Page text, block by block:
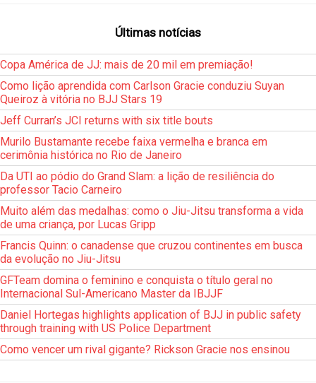
Últimas notícias
Copa América de JJ: mais de 20 mil em premiação!
Como lição aprendida com Carlson Gracie conduziu Suyan
Queiroz à vitória no BJJ Stars 19
Jeff Curran’s JCI returns with six title bouts
Murilo Bustamante recebe faixa vermelha e branca em
cerimônia histórica no Rio de Janeiro
Da UTI ao pódio do Grand Slam: a lição de resiliência do
professor Tacio Carneiro
Muito além das medalhas: como o Jiu-Jitsu transforma a vida
de uma criança, por Lucas Gripp
Francis Quinn: o canadense que cruzou continentes em busca
da evolução no Jiu-Jitsu
GFTeam domina o feminino e conquista o título geral no
Internacional Sul-Americano Master da IBJJF
Daniel Hortegas highlights application of BJJ in public safety
through training with US Police Department
Como vencer um rival gigante? Rickson Gracie nos ensinou